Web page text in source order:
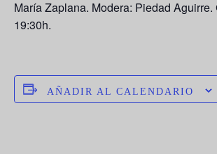
María Zaplana. Modera: Piedad Aguirre.
19:30h.
AÑADIR AL CALENDARIO